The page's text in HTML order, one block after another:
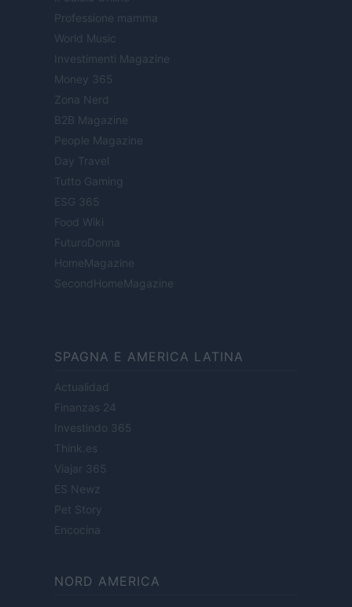
Professione mamma
World Music
Investimenti Magazine
Money 365
Zona Nerd
B2B Magazine
People Magazine
Day Travel
Tutto Gaming
ESG 365
Food Wiki
FuturoDonna
HomeMagazine
SecondHomeMagazine
SPAGNA E AMERICA LATINA
Actualidad
Finanzas 24
Investindo 365
Think.es
Viajar 365
ES Newz
Pet Story
Encocina
NORD AMERICA